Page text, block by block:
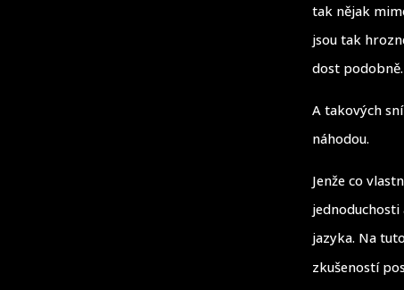
tak nějak
jsou tak
dost podobně.
A takových
náhodou.
Jenže co
jazyka. Na
zkušeností